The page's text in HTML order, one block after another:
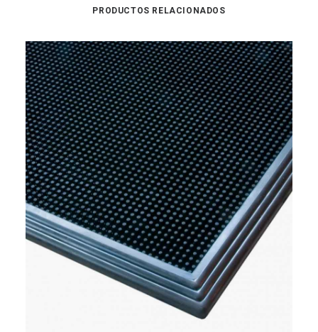
PRODUCTOS RELACIONADOS